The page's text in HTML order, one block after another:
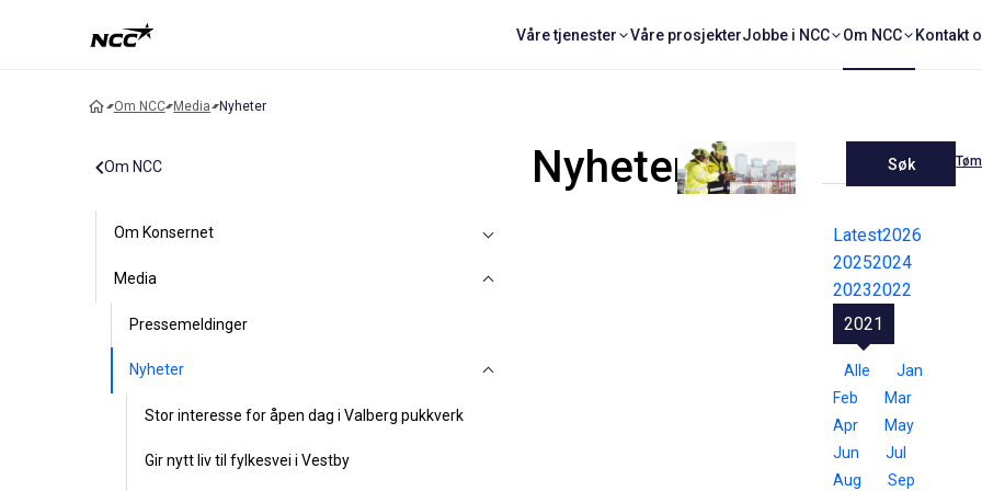
Våre tjenester Våre prosjekterJobbe i NCC Om NCC Kontakt
Om NCC Media Nyheter
Om NCC
Om Konsernet
Media
Pressemeldinger
Nyheter
Stor interesse for åpen dag i Valberg pukkverk
Gir nytt liv til fylkesvei i Vestby
Nyheter Søk
Latest2026
20252024
20232022
2021
Alle
Jan
Feb
Mar
Apr
May
Jun
Jul
Aug
Sep